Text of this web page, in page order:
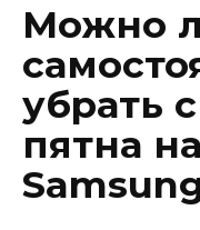
Можно
убрать
пятна